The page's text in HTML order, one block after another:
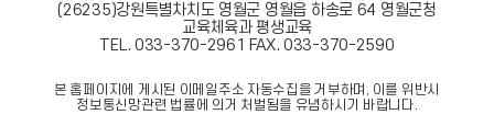
(26235)강원특별차치도 영월군 영월읍 하송로 64 영월군청
교육체육과 평생교육
TEL. 033-370-2961 FAX. 033-370-2590
본 홈페이지에 게시된 이메일주소 자동수집을 거부하며, 이를 위반시
정보통신망관련 법률에 의거 처벌됨을 유념하시기 바랍니다.